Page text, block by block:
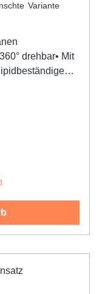
Variante
drehbar• Mit